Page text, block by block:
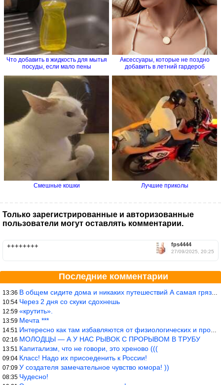
Что добавить в жидкость для мытья
посуды, если мало пены
Аксессуары, которые не поздно
добавить в летний гардероб
Смешные кошки Лучшие приколы
Только зарегистрированные и авторизованные
пользователи могут оставлять комментарии.
fps4444
27/09/2025, 20:25
++++++++
Последние комментарии
13:36 В общем сидите дома и никаких путешествий А самая грязная в от
10:54 Через 2 дня со скуки сдохнешь
12:59 «крутить».
13:59 Мечта ***
14:51 Интересно как там избавляются от физиологических и прочих отходо
02:16 МОЛОДЦЫ — А У НАС РЫВОК С ПРОРЫВОМ В ТРУБУ
13:51 Капитализм, что не говори, это хреново (((
09:04 Класс! Надо их присоеденить к России!
07:09 У создателя замечательное чувство юмора! ))
08:35 Чудесно!